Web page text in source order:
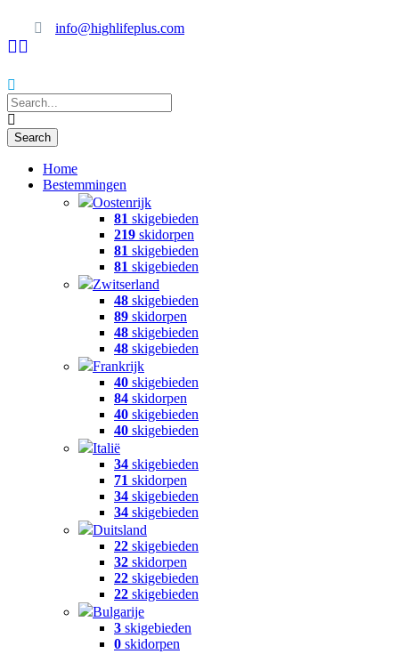
info@highlifeplus.com
Home
Bestemmingen
Oostenrijk
81 skigebieden
219 skidorpen
81 skigebieden
81 skigebieden
Zwitserland
48 skigebieden
89 skidorpen
48 skigebieden
48 skigebieden
Frankrijk
40 skigebieden
84 skidorpen
40 skigebieden
40 skigebieden
Italië
34 skigebieden
71 skidorpen
34 skigebieden
34 skigebieden
Duitsland
22 skigebieden
32 skidorpen
22 skigebieden
22 skigebieden
Bulgarije
3 skigebieden
0 skidorpen